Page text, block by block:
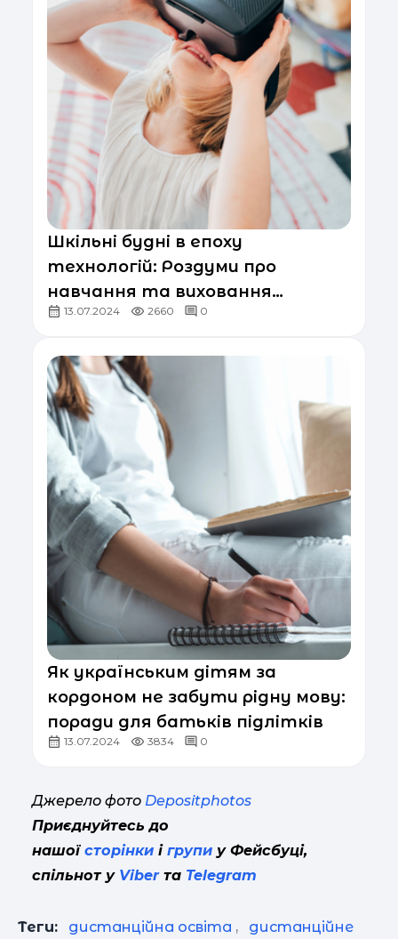
Шкільні будні в епоху
технологій: Роздуми про
навчання та виховання
покоління Альфа
13.07.2024 2660 0
Як українським дітям за
кордоном не забути рідну мову:
поради для батьків підлітків
13.07.2024 3834 0
Джерело фото Depositphotos
Приєднуйтесь до
нашоїсторінки ігрупи у Фейсбуці,
спільнот уViberта Telegram
Теги: дистанційна освіта ,
дистанційне